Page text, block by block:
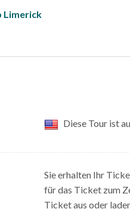
Limerick
Diese Tour ist
Sie erhalten Ihr
für das Ticket zum
Ticket aus oder